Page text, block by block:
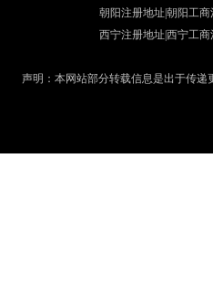
朝阳注册地址 |朝阳工商
西宁注册地址 |西宁工商
声明：本网站部分转载信息是出于传